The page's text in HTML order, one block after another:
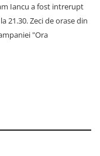
Iancu a fost intrerupt
21.30. Zeci de orase din
"Ora